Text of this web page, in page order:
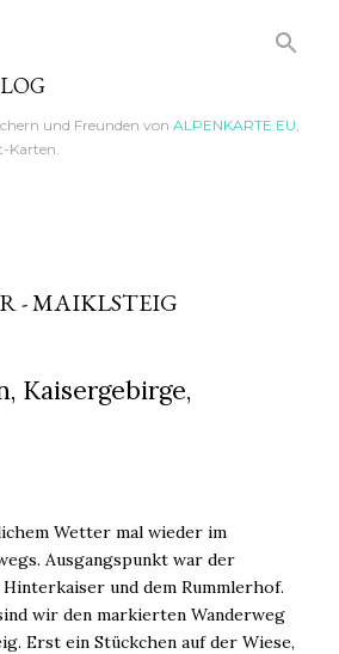
Direkt zum Hauptbereich
und Freunden von ALPENKARTE.EU,
Karten.
- MAIKLSTEIG
Kaisergebirge,
Wetter mal wieder im
Ausgangspunkt war der
und dem Rummlerhof.
wir den markierten Wanderweg
Erst ein Stückchen auf der Wiese,